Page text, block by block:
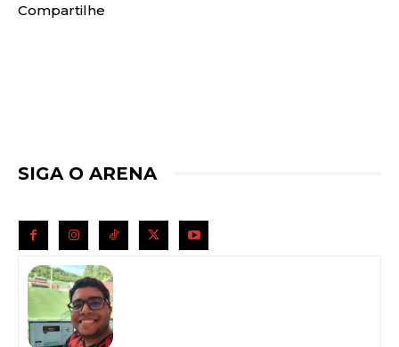
Compartilhe
SIGA O ARENA